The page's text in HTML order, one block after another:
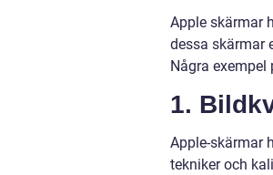
Apple skärmar
dessa skärmar
Några
1.
Apple-skärmar
tekniker och